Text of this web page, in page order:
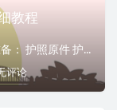
教程
> 申请NIE（西班牙个人税号）教程 1️⃣事先准备： 护照原件 护照复印件1张（彩印） 黑白或彩印需要申请NIE的理由凭证（例银行开户要求提...
评论